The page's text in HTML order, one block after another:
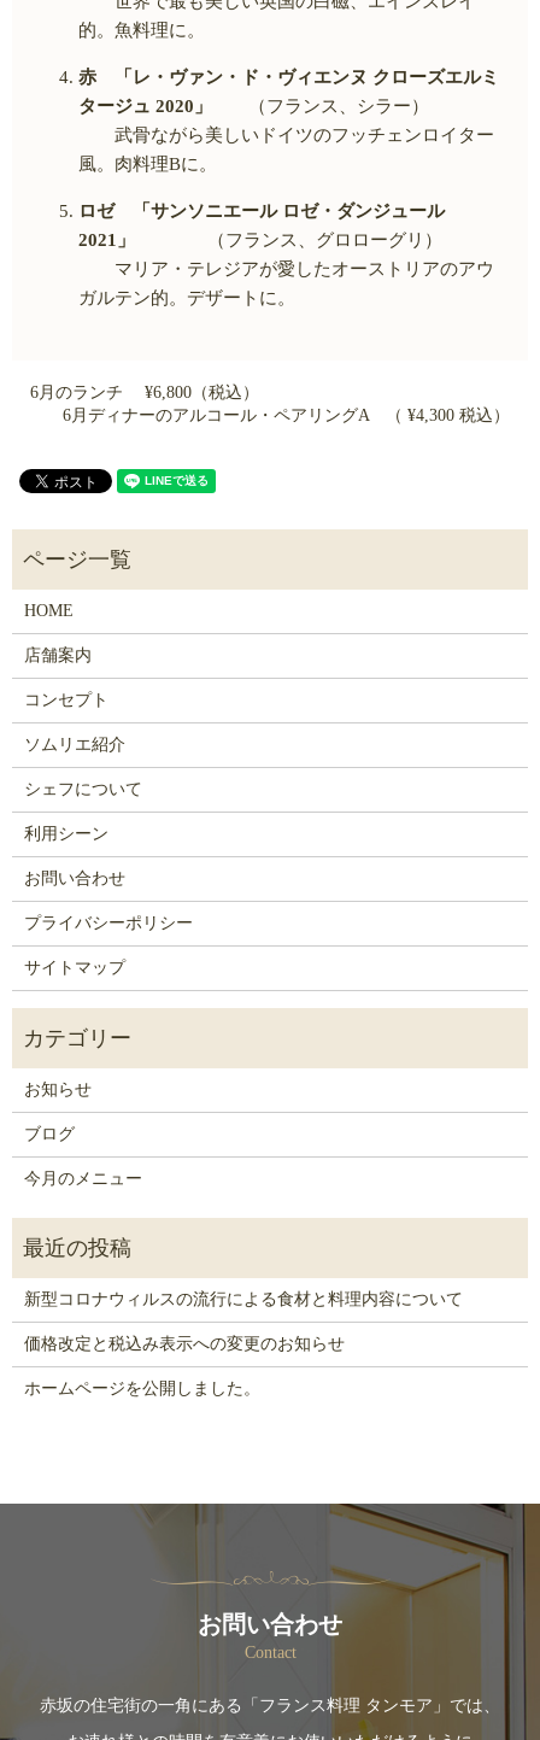
的。魚料理に。
赤 「レ・ヴァン・ド・ヴィエンヌ クローズエルミ
タージュ 2020 」
（フランス、シラー）
武骨ながら美しいドイツのフッチェンロイター
風。肉料理Bに。
ロゼ 「サンソニエール ロゼ・ダンジュール
2021 」
（フランス、グロローグリ）
マリア・テレジアが愛したオーストリアのアウ
ガルテン的。デザートに。
6月のランチ ¥6,800（税込）
6月ディナーのアルコール・ペアリングA （ ¥4,300 税込）
HOME
店舗案内
コンセプト
ソムリエ紹介
シェフについて
利用シーン
お問い合わせ
プライバシーポリシー
サイトマップ
お知らせ
ブログ
今月のメニュー
新型コロナウィルスの流行による食材と料理内容について
価格改定と税込み表示への変更のお知らせ
ホームページを公開しました。
お問い合わせ
Contact
赤坂の住宅街の一角にある「フランス料理 タンモア」では、